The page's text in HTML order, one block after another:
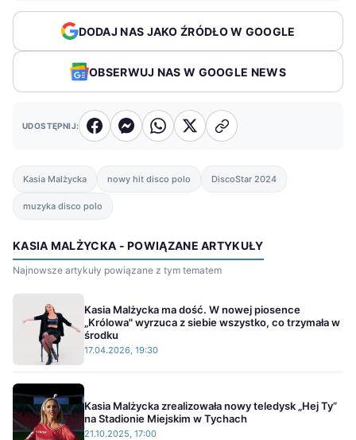
DODAJ NAS JAKO ŹRÓDŁO W GOOGLE
OBSERWUJ NAS W GOOGLE NEWS
UDOSTĘPNIJ:
Kasia Malżycka nowy hit disco polo DiscoStar 2024
muzyka disco polo
KASIA MALŻYCKA - POWIĄZANE ARTYKUŁY
Najnowsze artykuły powiązane z tym tematem
Kasia Malżycka ma dość. W nowej piosence
„Królowa" wyrzuca z siebie wszystko, co trzymała w
środku
17.04.2026, 19:30
Kasia Malżycka zrealizowała nowy teledysk „Hej Ty”
na Stadionie Miejskim w Tychach
21.10.2025, 17:00